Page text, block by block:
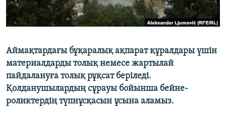
Аймақтардағы бұқаралық ақпарат құралдары үшін
материалдарды толық немесе жартылай
пайдалануға толық рұқсат беріледі.
Қолданушылардың сұрауы бойынша бейне-
роликтердің түпнұсқасын ұсына аламыз.